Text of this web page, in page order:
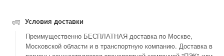
Условия доставки
Преимущественно БЕСПЛАТНАЯ доставка по Москве,
Московской области и в транспортную компанию. Доставка в